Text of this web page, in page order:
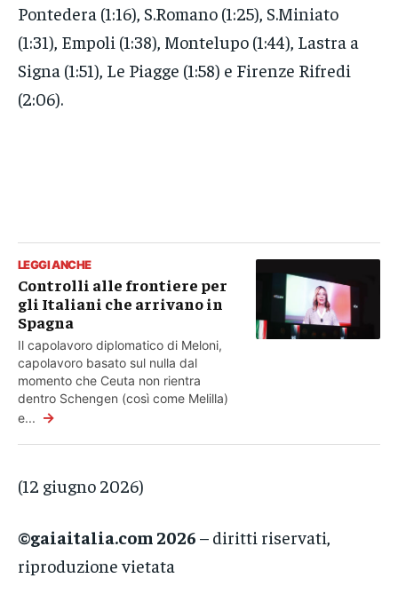
Pontedera (1:16), S.Romano (1:25), S.Miniato
(1:31), Empoli (1:38), Montelupo (1:44), Lastra a
Signa (1:51), Le Piagge (1:58) e Firenze Rifredi
(2:06).
LEGGI ANCHE
Controlli alle frontiere per
gli Italiani che arrivano in
Spagna
Il capolavoro diplomatico di Meloni,
capolavoro basato sul nulla dal
momento che Ceuta non rientra
dentro Schengen (così come Melilla)
e... →
(12 giugno 2026)
©gaiaitalia.com 2026 – diritti riservati,
riproduzione vietata